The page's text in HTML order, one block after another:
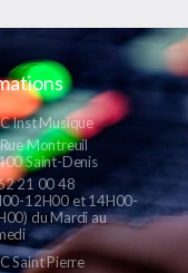
Inst Musique
Montreuil
Saint-Denis
21 00 48
12H00 et 14H00-
du Mardi au
Saint Pierre